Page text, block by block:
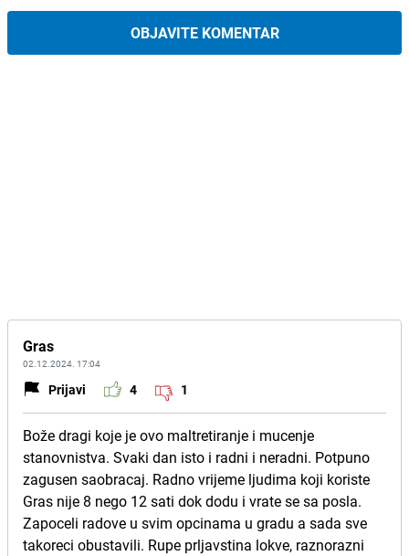
OBJAVITE KOMENTAR
Gras
02.12.2024. 17:04
Prijavi 4 1
Bože dragi koje je ovo maltretiranje i mucenje
stanovnistva. Svaki dan isto i radni i neradni. Potpuno
zagusen saobracaj. Radno vrijeme ljudima koji koriste
Gras nije 8 nego 12 sati dok dodu i vrate se sa posla.
Zapoceli radove u svim opcinama u gradu a sada sve
takoreci obustavili. Rupe prljavstina lokve, raznorazni